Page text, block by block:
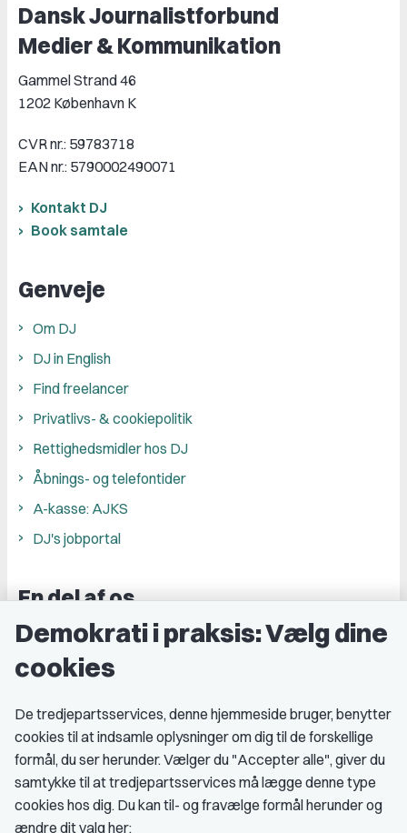
Dansk Journalistforbund
Medier & Kommunikation
Gammel Strand 46
1202 København K
CVR nr.: 59783718
EAN nr.: 5790002490071
Kontakt DJ
Book samtale
Genveje
Om DJ
DJ in English
Find freelancer
Privatlivs- & cookiepolitik
Rettighedsmidler hos DJ
Åbnings- og telefontider
A-kasse: AJKS
DJ's jobportal
En del af os
Grupper og kredse
Studenterorganisationer
Medlemskab
Fordele som medlem
Kontingent
Demokrati i praksis: Vælg dine
cookies
De tredjepartsservices, denne hjemmeside bruger, benytter
cookies til at indsamle oplysninger om dig til de forskellige
formål, du ser herunder. Vælger du "Accepter alle", giver du
samtykke til at tredjepartsservices må lægge denne type
cookies hos dig. Du kan til- og fravælge formål herunder og
ændre dit valg her: